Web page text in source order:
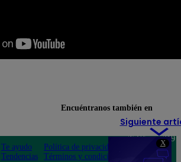
X
Siguiente
Encuéntranos también en
Te ayudo
Tendencias
Política de privacidad
Términos y condiciones
Teléfono: 219
Av. San